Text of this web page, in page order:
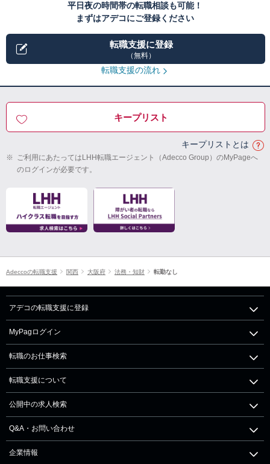
平日夜の時間帯の転職相談も可能！
まずはアデコにご登録ください
転職支援に登録
（無料）
転職支援の流れ
キープリスト
キープリストとは
※ ご利用にあたってはLHH転職エージェント（Adecco Group）のMyPageへ
のログインが必要です。
Adeccoの転職支援 関西 大阪府 法務・知財 転勤なし
アデコの転職支援に登録
MyPagログイン
転職のお仕事検索
転職支援について
公開中の求人検索
Q&A・お問い合わせ
企業情報